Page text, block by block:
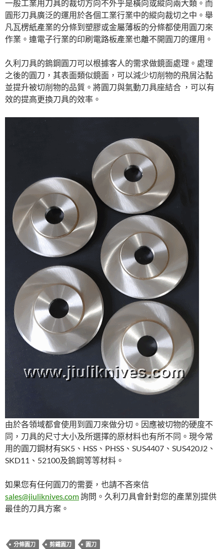
一般工業用刀具的裁切方向不外乎是橫向或縱向兩大類。而
圓形刀具廣泛的運用於各個工業行業中的縱向裁切之中。舉
凡瓦楞紙產業的分條到塑膠或金屬薄板的分條都使用圓刀來
作業。連電子行業的印刷電路板產業也離不開圓刀的運用。
久利刀具的鎢鋼圓刀可以根據客人的需求做鏡面處理。處理
之後的圓刀，其表面類似鏡面，可以減少切削物的飛屑沾黏
並提升被切削物的品質。將圓刀與氣動刀具座結合 ，可以有
效的提高更換刀具的效率。
由於各領域都會使用到圓刀來做分切。因應被切物的硬度不
同，刀具的尺寸大小及所選擇的原材料也有所不同。現今常
用的圓刀鋼材有SK5、HSS、PHSS、SUS4407、SUS420J2、
SKD11、52100及鎢鋼等等材料。
如果您有任何圓刀的需要，也請不吝來信
sales@jiuliknives.com詢問。久利刀具會針對您的產業別提供
最佳的刀具方案。
分條圓刀 剪鐵圓刀 圓刀